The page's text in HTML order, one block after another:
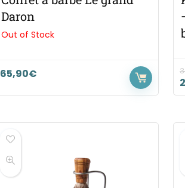
Daron
Out of Stock
65,90€